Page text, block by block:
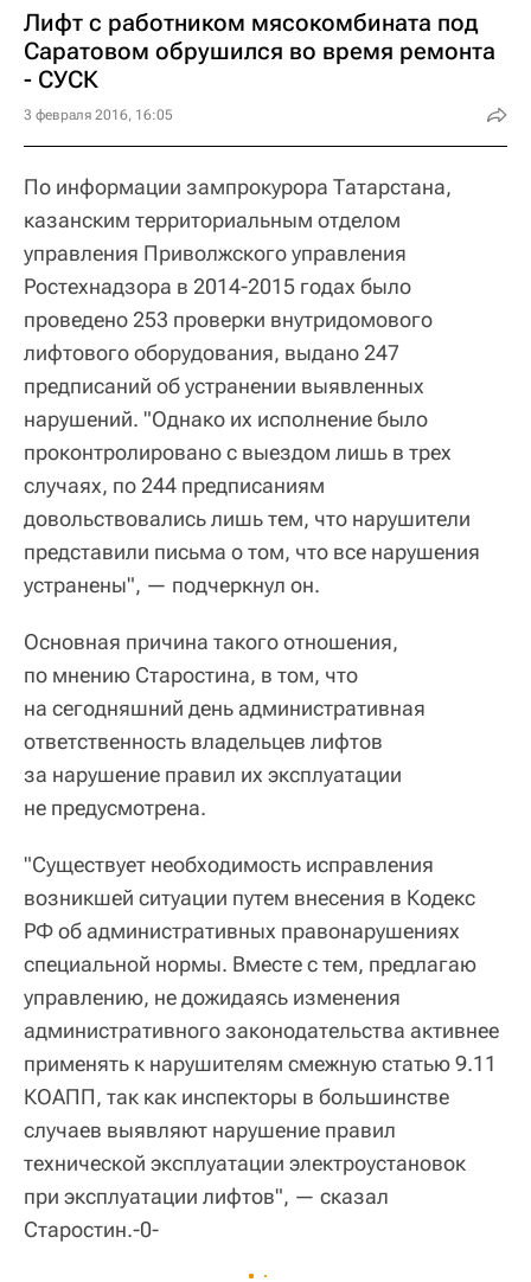
Лифт с работником мясокомбината под
Саратовом обрушился во время ремонта
- СУСК
3 февраля 2016, 16:05
По информации зампрокурора Татарстана,
казанским территориальным отделом
управления Приволжского управления
Ростехнадзора в 2014-2015 годах было
проведено 253 проверки внутридомового
лифтового оборудования, выдано 247
предписаний об устранении выявленных
нарушений. "Однако их исполнение было
проконтролировано с выездом лишь в трех
случаях, по 244 предписаниям
довольствовались лишь тем, что нарушители
представили письма о том, что все нарушения
устранены", — подчеркнул он.
Основная причина такого отношения,
по мнению Старостина, в том, что
на сегодняшний день административная
ответственность владельцев лифтов
за нарушение правил их эксплуатации
не предусмотрена.
"Существует необходимость исправления
возникшей ситуации путем внесения в Кодекс
РФ об административных правонарушениях
специальной нормы. Вместе с тем, предлагаю
управлению, не дожидаясь изменения
административного законодательства активнее
применять к нарушителям смежную статью 9.11
КОАПП, так как инспекторы в большинстве
случаев выявляют нарушение правил
технической эксплуатации электроустановок
при эксплуатации лифтов", — сказал
Старостин.-0-